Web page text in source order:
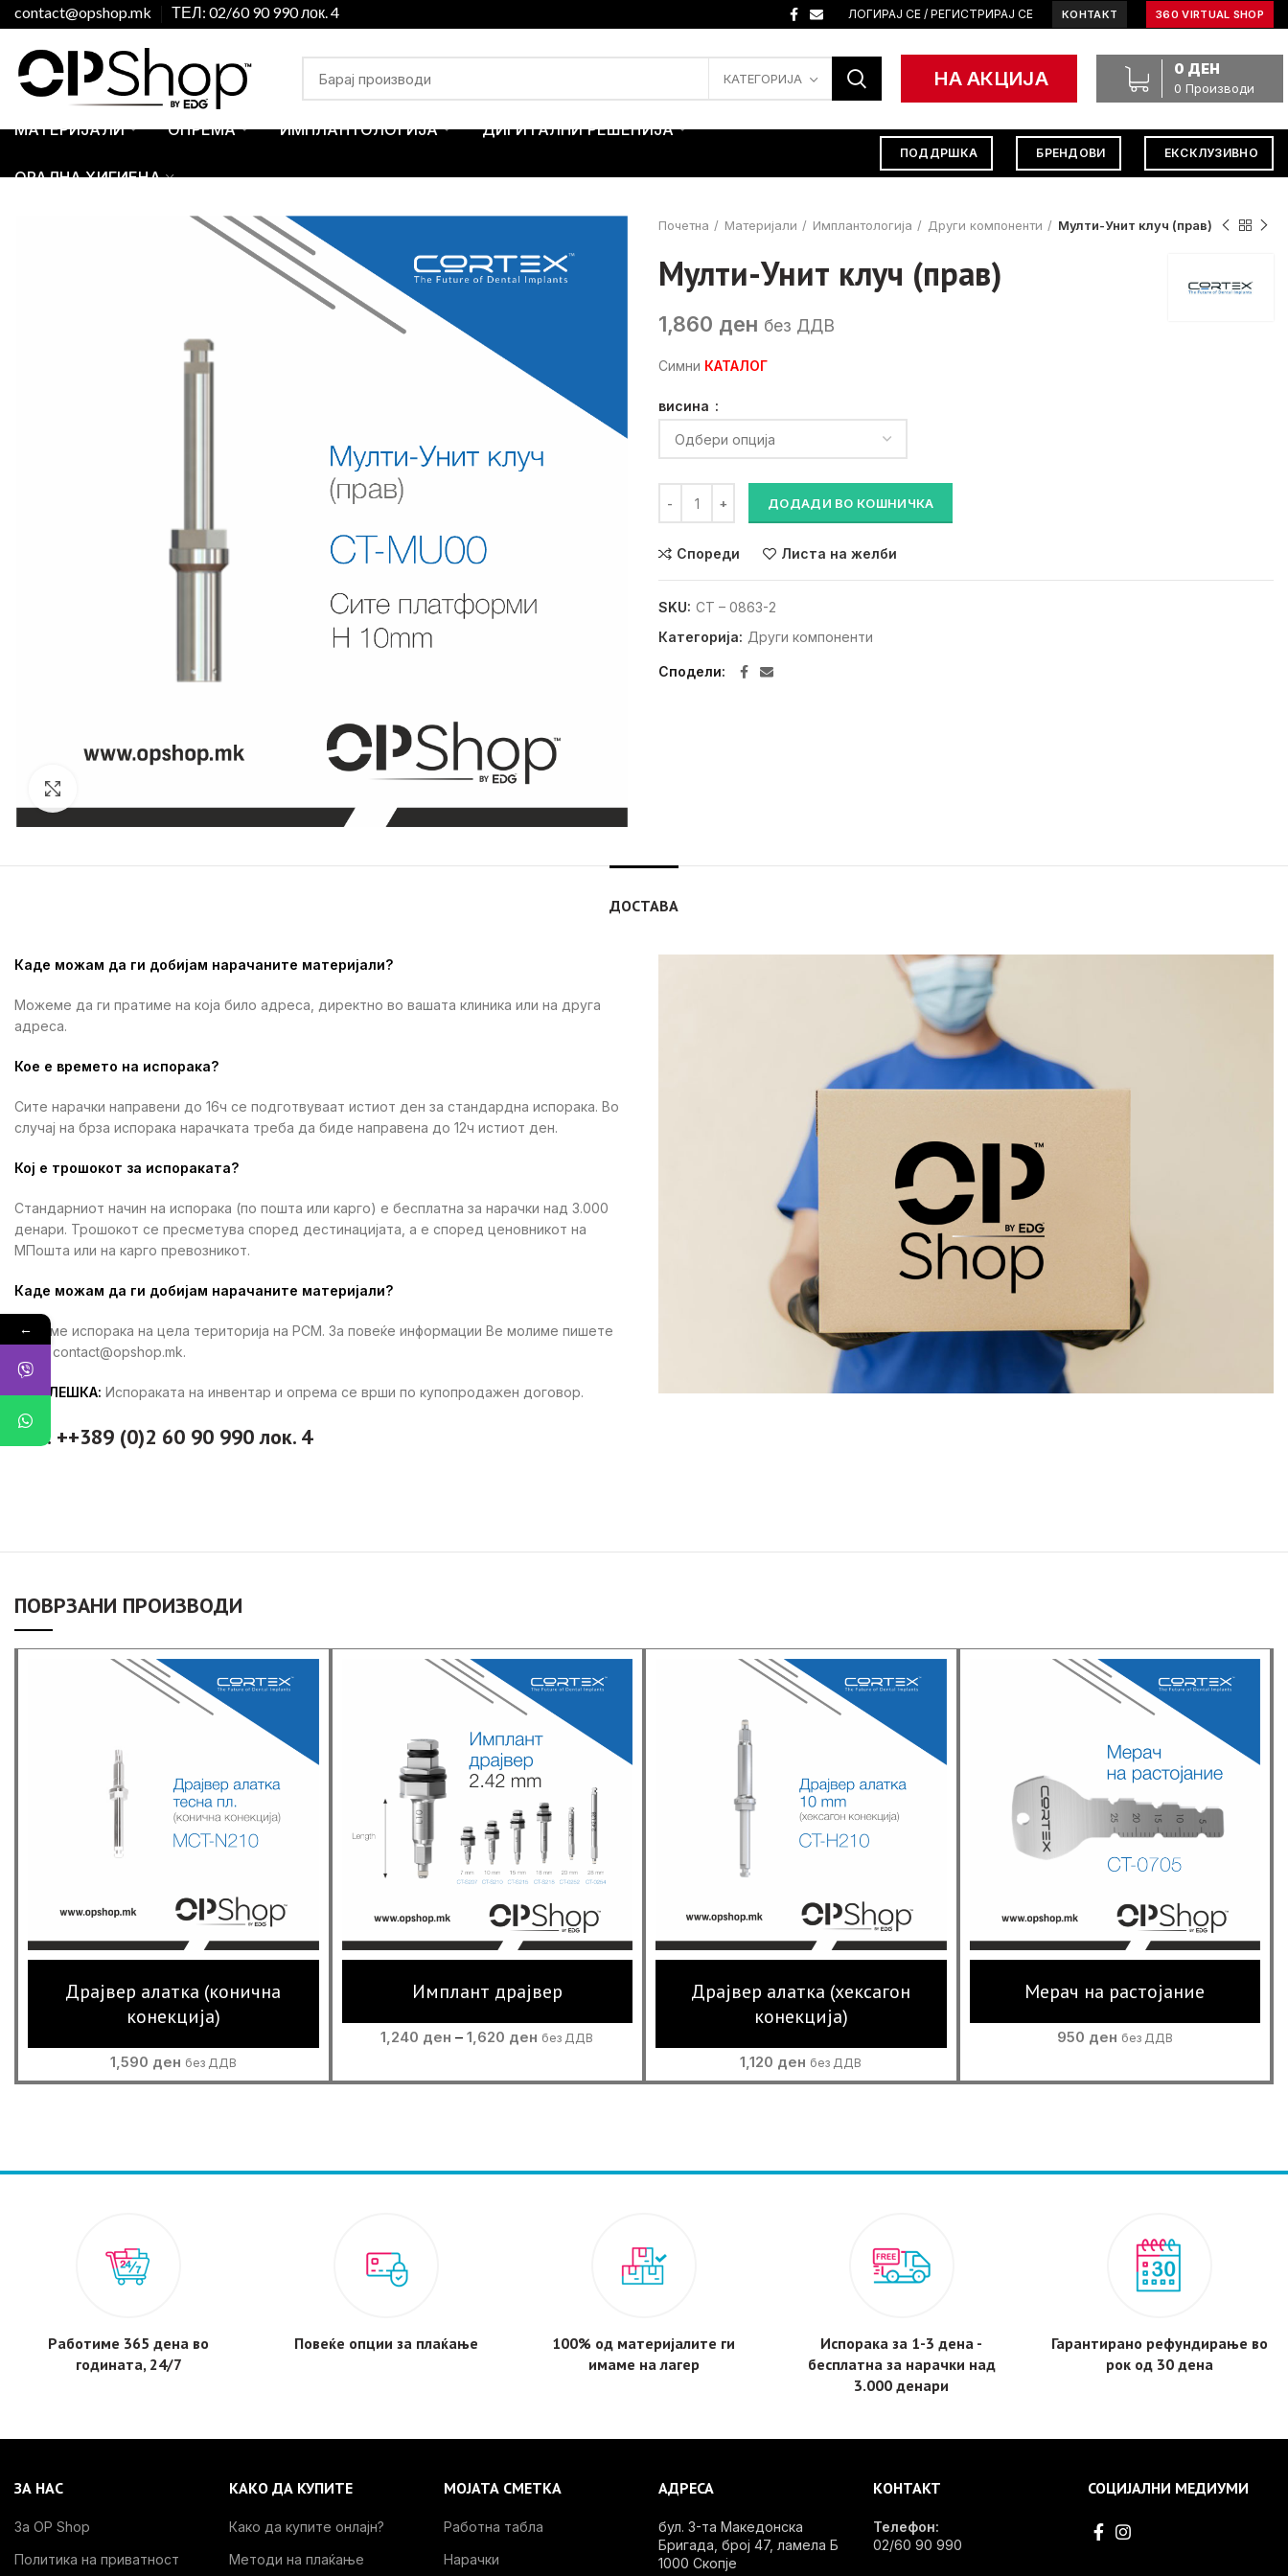
contact@opshop.mk ТЕЛ: 02/60 90 990 лок. 4 ЛОГИРАЈ СЕ / РЕГИСТРИРАЈ СЕ КОНТАКТ 360 VIRTUAL SHOP
КАТЕГОРИЈА НА АКЦИЈА 0 Производи
0 ДЕН
МАТЕРИЈАЛИ ОПРЕМА ИМПЛАНТОЛОГИЈА ДИГИТАЛНИ РЕШЕНИЈА
ОРАЛНА ХИГИЕНА
ПОДДРШКА БРЕНДОВИ ЕКСКЛУЗИВНО
Почетна Материјали Имплантологија Други компоненти Мулти-Унит клуч (прав)
Мулти-Унит клуч (прав)
1,860 ден без ДДВ
Симни КАТАЛОГ
висина
ДОДАДИ ВО КОШНИЧКА
Спореди Листа на желби
SKU: CT – 0863-2
Категорија: Други компоненти
Сподели
ДОСТАВА
Каде можам да ги добијам нарачаните материјали?
Можеме да ги пратиме на која било адреса, директно во вашата клиника или на друга
адреса.
Кое е времето на испорака?
Сите нарачки направени до 16ч се подготвуваат истиот ден за стандардна испорака. Во
случај на брза испорака нарачката треба да биде направена до 12ч истиот ден.
Кој е трошокот за испораката?
Стандарниот начин на испорака (по пошта или карго) е бесплатна за нарачки над 3.000
денари. Трошокот се пресметува според дестинацијата, а е според ценовникот на
МПошта или на карго превозникот.
Каде можам да ги добијам нарачаните материјали?
Вршиме испорака на цела територија на РСМ. За повеќе информации Ве молиме пишете
ни на contact@opshop.mk.
ЗАБЕЛЕШКА: Испораката на инвентар и опрема се врши по купопродажен договор.
тел: ++389 (0)2 60 90 990 лок. 4
ПОВРЗАНИ ПРОИЗВОДИ
Драјвер алатка (конична
конекција)
1,590 ден без ДДВ
Имплант драјвер
1,240 ден – 1,620 ден Price
through
без ДДВ
Драјвер алатка (хексагон
конекција)
1,120 ден без ДДВ
Мерач на растојание
950 ден без ДДВ
Работиме 365 дена во
годината, 24/7
Повеќе опции за плаќање
100% од материјалите ги
имаме на лагер
Испорака за 1-3 дена -
бесплатнa за нарачки над
3.000 денари
Гарантирано рефундирање во
рок од 30 дена
ЗА НАС
За OP Shop
Политика на приватност
КАКО ДА КУПИТЕ
Како да купите онлајн?
Методи на плаќање
МОЈАТА СМЕТКА
Работна табла
Нарачки
АДРЕСА
бул. 3-та Македонска
Бригада, број 47, ламела Б
1000 Скопје
КОНТАКТ
Телефон:
02/60 90 990
СОЦИЈАЛНИ МЕДИУМИ
←